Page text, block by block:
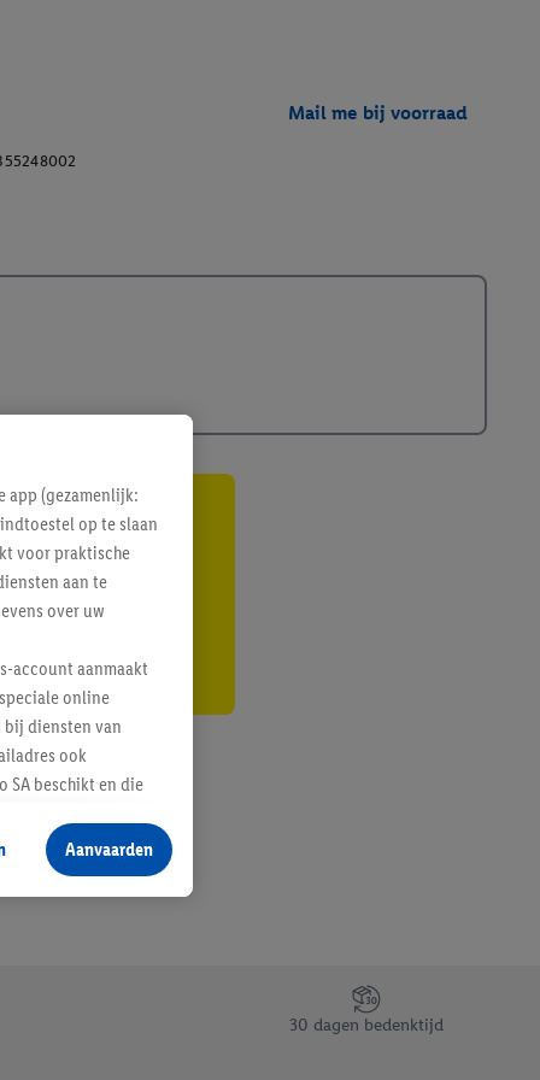
Mail me bij voorraad
30 dagen bedenktijd
app (gezamenlijk:
op te slaan
voor praktische
aan te
over uw
account aanmaakt
online
diensten van
ook
SA beschikt en die
producten waarin
voegen, maar het
als er met behulp
Door op
informatie,
Aanvaarden